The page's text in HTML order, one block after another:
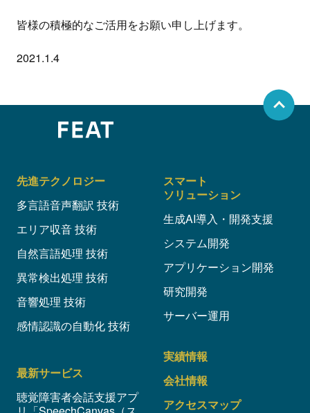
皆様の積極的なご活用をお願い申し上げます。
2021.1.4
先進テクノロジー
多言語音声翻訳 技術
エリア収音 技術
自然言語処理 技術
異常検出処理 技術
音響処理 技術
感情認識の自動化 技術
スマート
ソリューション
生成AI導入・開発支援
システム開発
アプリケーション開発
研究開発
サーバー運用
最新サービス
聴覚障害者会話支援アプ
実績情報
会社情報
アクセスマップ